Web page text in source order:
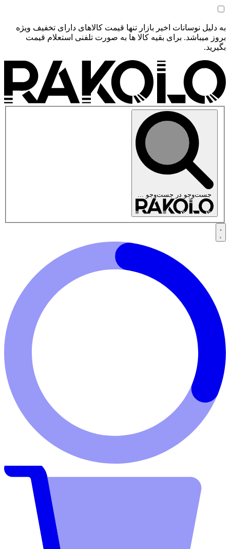
به دلیل نوسانات اخیر بازار تنها قیمت کالاهای دارای تخفیف ویژه
بروز میباشد. برای بقیه کالا ها به صورت تلفنی استعلام قیمت
بگیرید.
جست‌وجو در جست‌وجو ...